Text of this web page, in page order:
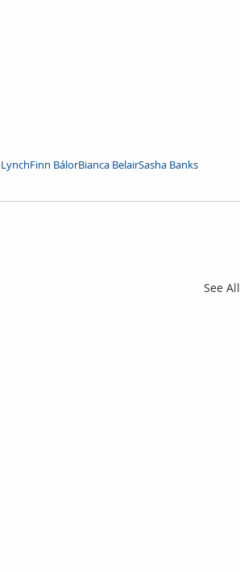
Finn BálorBianca BelairSasha Banks
See All